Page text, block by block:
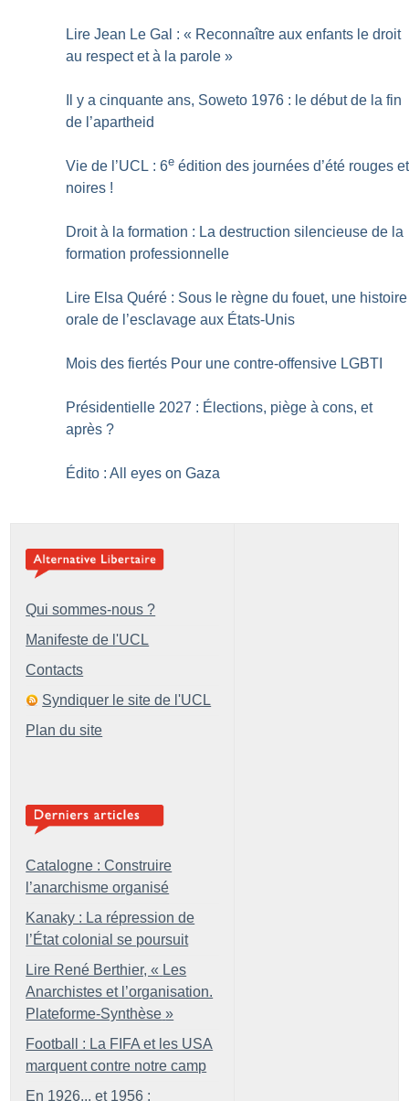
Lire Jean Le Gal : « Reconnaître aux enfants le droit
au respect et à la parole »
Il y a cinquante ans, Soweto 1976 : le début de la fin
de l’apartheid
Vie de l’UCL : 6e édition des journées d’été rouges et
noires !
Droit à la formation : La destruction silencieuse de la
formation professionnelle
Lire Elsa Quéré : Sous le règne du fouet, une histoire
orale de ­l’esclavage aux États-Unis
Mois des fiertés Pour une contre-offensive LGBTI
Présidentielle 2027 : Élections, piège à cons, et
après ?
Édito : All eyes on Gaza
Qui sommes-nous ?
Manifeste de l'UCL
Contacts
Syndiquer le site de l'UCL
Plan du site
Catalogne : Construire
l’anarchisme organisé
Kanaky : La répression de
l’État colonial se poursuit
Lire René Berthier, « Les
Anarchistes et l’organisation.
Plateforme-Synthèse »
Football : La FIFA et les USA
marquent contre notre camp
En 1926... et 1956 :